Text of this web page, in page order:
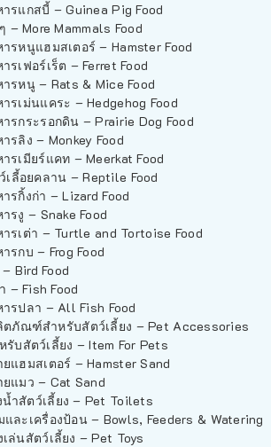
ารแกสบี้ – Guinea Pig Food
– More Mammals Food
ารหนูแฮมสเตอร์ – Hamster Food
รเฟอร์เร็ต – Ferret Food
ารหนู – Rats & Mice Food
ารเม่นแคระ – Hedgehog Food
ารกระรอกดิน – Prairie Dog Food
รลิง – Monkey Food
ารเมียร์แคท – Meerkat Food
เลี้อยคลาน – Reptile Food
รกิ้งก่า – Lizard Food
รงู – Snake Food
ารเต่า – Turtle and Tortoise Food
รกบ – Frog Food
Bird Food
– Fish Food
ารปลา – All Fish Food
ภัณฑ์สำหรับสัตว์เลี้ยง – Pet Accessories
รับสัตว์เลี้ยง – Item For Pets
แฮมสเตอร์ – Hamster Sand
ยแมว – Cat Sand
น้ำสัตว์เลี้ยง – Pet Toilets
และเครื่องป้อน – Bowls, Feeders & Watering
ล่นสัตว์เลี้ยง – Pet Toys